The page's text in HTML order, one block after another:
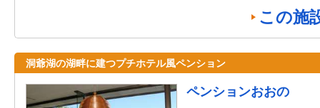
この施
洞爺湖の湖畔に建つプチホテル風ペンション
ペンションおおの